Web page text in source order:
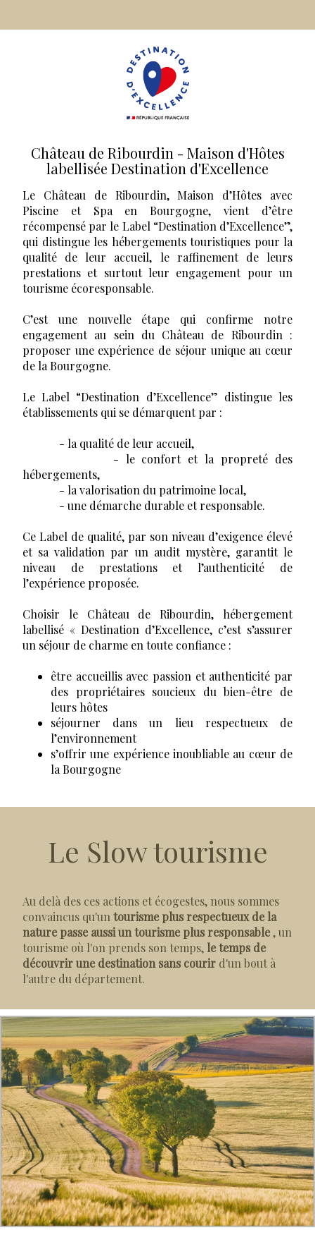
Château de Ribourdin - Maison d'Hôtes
labellisée Destination d'Excellence
Le Château de Ribourdin, Maison d’Hôtes avec
Piscine et Spa en Bourgogne, vient d’être
récompensé par le Label “Destination d’Excellence”,
qui distingue les hébergements touristiques pour la
qualité de leur accueil, le raffinement de leurs
prestations et surtout leur engagement pour un
tourisme écoresponsable.
C’est une nouvelle étape qui confirme notre
engagement au sein du Château de Ribourdin :
proposer une expérience de séjour unique au cœur
de la Bourgogne.
Le Label “Destination d’Excellence” distingue les
établissements qui se démarquent par :
- la qualité de leur accueil,
- le confort et la propreté des
hébergements,
- la valorisation du patrimoine local,
- une démarche durable et responsable.
Ce Label de qualité, par son niveau d’exigence élevé
et sa validation par un audit mystère, garantit le
niveau de prestations et l’authenticité de
l’expérience proposée.
Choisir le Château de Ribourdin, hébergement
labellisé « Destination d’Excellence, c’est s’assurer
un séjour de charme en toute confiance :
être accueillis avec passion et authenticité par
des propriétaires soucieux du bien-être de
leurs hôtes
séjourner dans un lieu respectueux de
l’environnement
s’offrir une expérience inoubliable au cœur de
la Bourgogne
Le Slow tourisme
Au delà des ces actions et écogestes, nous sommes
convaincus qu'untourisme plus respectueux de la
nature passe aussi un tourisme plus responsable, un
tourisme où l'on prends son temps,le temps de
découvrir une destination sans courir d'un bout à
l'autre du département.